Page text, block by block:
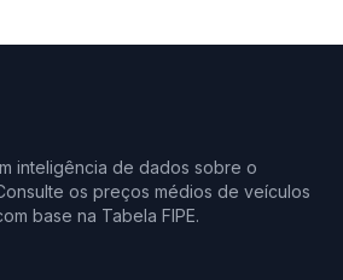
inteligência de dados sobre o
os preços médios de veículos
base na Tabela FIPE.